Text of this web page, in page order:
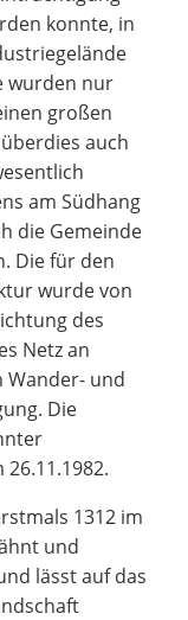
konnte, in
wurden nur
großen
auch
am Südhang
die Gemeinde
Die für den
wurde von
des
Netz an
Wander- und
Die
1312 im
und
lässt auf das